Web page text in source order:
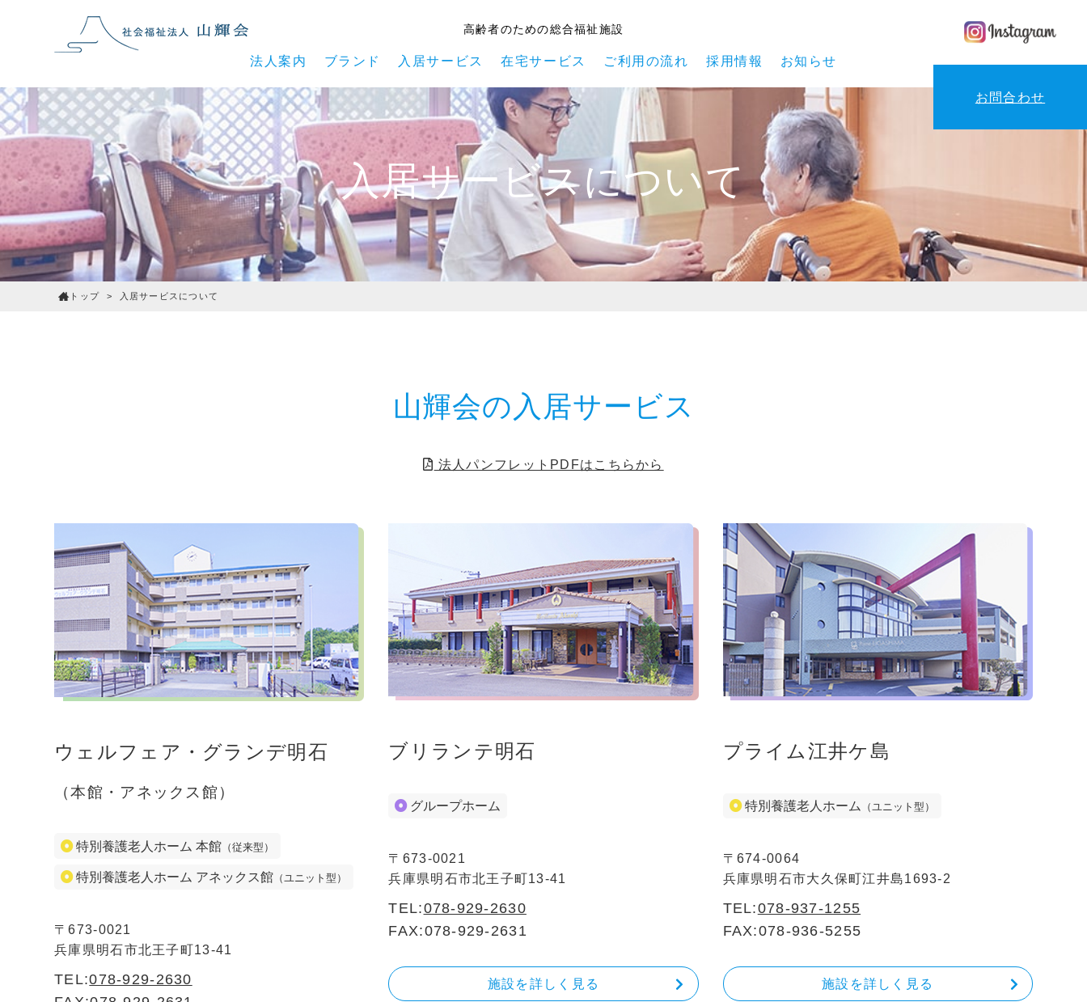
高齢者のための総合福祉施設
法人案内 ブランド 入居サービス 在宅サービス ご利用の流れ 採用情報 お知らせ
お問合わせ
入居サービスについて
トップ > 入居サービスについて
山輝会の入居サービス
法人パンフレットPDFはこちらから
ウェルフェア・グランデ明石
（本館・アネックス館）
特別養護老人ホーム 本館 （従来型）
特別養護老人ホーム アネックス館 （ユニット型）
〒673-0021
兵庫県明石市北王子町13-41
TEL:078-929-2630
ブリランテ明石
グループホーム
〒673-0021
兵庫県明石市北王子町13-41
TEL:078-929-2630
FAX:078-929-2631
施設を詳しく見る
プライム江井ケ島
特別養護老人ホーム （ユニット型）
〒674-0064
兵庫県明石市大久保町江井島1693-2
TEL:078-937-1255
FAX:078-936-5255
施設を詳しく見る